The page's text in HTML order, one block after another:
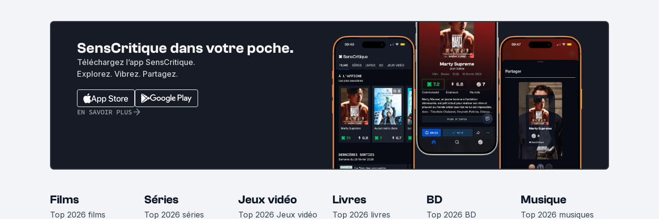
SensCritique dans votre poche.
Téléchargez l’app SensCritique.
Explorez. Vibrez. Partagez.
EN SAVOIR PLUS
Films
Top 2026 films
Séries
Top 2026 séries
Jeux vidéo
Top 2026 Jeux vidéo
Livres
Top 2026 livres
BD
Top 2026 BD
Musique
Top 2026 musiques